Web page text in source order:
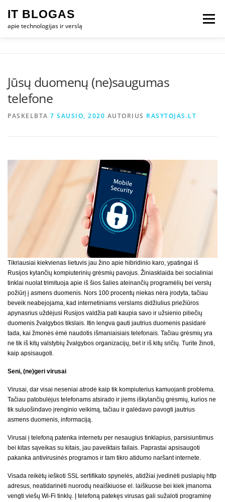
turinio
IT BLOGAS
apie technologijas ir verslą
Meniu
TECHNOLOGIJOS
Jūsų duomenų (ne)saugumas
telefone
PASKELBTA 7 SAUSIO, 2020 AUTORIUS RASYTOJAS.LT
Tikriausiai kiekvienas lietuvis jau žino apie hibridinio karo, ypatingai iš
Rusijos kylančių kompiuterinių grėsmių pavojus. Žiniasklaida bei socialiniai
tinklai nuolat trimituoja apie iš šios šalies ateinančių programėlių bei verslų
požiūrį į asmens duomenis. Nors 100 procentų niekas nėra įrodyta, tačiau
beveik neabejojama, kad internetiniams verslams didžiulius priežiūros
apynasrius uždėjusi Rusijos valdžia pati kaupia savo ir užsienio piliečių
duomenis žvalgybos tikslais. Itin lengva gauti jautrius duomenis pasidarė
tada, kai žmonės ėmė naudotis išmaniaisiais telefonais. Tačiau grėsmių yra
ne tik iš kitų valstybių žvalgybos organizacijų, bet ir iš kitų sričių. Turite žinoti,
kaip apsisaugoti.
Seni, (ne)geri virusai
Virusai, dar visai neseniai atrodė kaip tik kompiuterius kamuojanti problema.
Tačiau patobulėjus telefonams atsirado ir jiems iškylančių grėsmių, kurios ne
tik suluošindavo įrenginio veikimą, tačiau ir galėdavo pavogti jautrius
asmens duomenis, informaciją.
Virusai į telefoną patenka internetu per nesaugius tinklapius, parsisiuntimus
bei kitas sąveikas su kitais, jau paveiktais failais. Paprastai apsisaugoti
pakanka antivirusinės programos ir tam tikro atidumo naršant internete.
Visada reikėtų ieškoti SSL sertifikato spynelės, atidžiai įvedinėti puslapių http
adresus, neatidarinėti nuorodų neaiškiuose el. laiškuose bei kiek įmanoma
vengti viešų Wi-Fi tinklų. Į telefoną patekęs virusas gali sužaloti programinę